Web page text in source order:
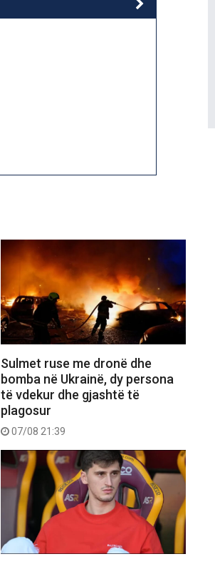
Sulmet ruse me dronë dhe
bomba në Ukrainë, dy persona
të vdekur dhe gjashtë të
plagosur
07/08 21:39